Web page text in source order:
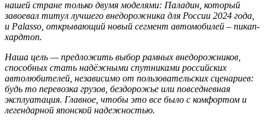
нашей стране только двумя моделями: Паладин, который
завоевал титул лучшего внедорожника для России 2024 года,
и Palasso, открывающий новый сегмент автомобилей – пикап-
хардтоп.
Наша цель — предложить выбор рамных внедорожников,
способных стать надёжными спутниками российских
автолюбителей, независимо от пользовательских сценариев:
будь то перевозка грузов, бездорожье или повседневная
эксплуатация. Главное, чтобы это все было с комфортом и
легендарной японской надежностью.